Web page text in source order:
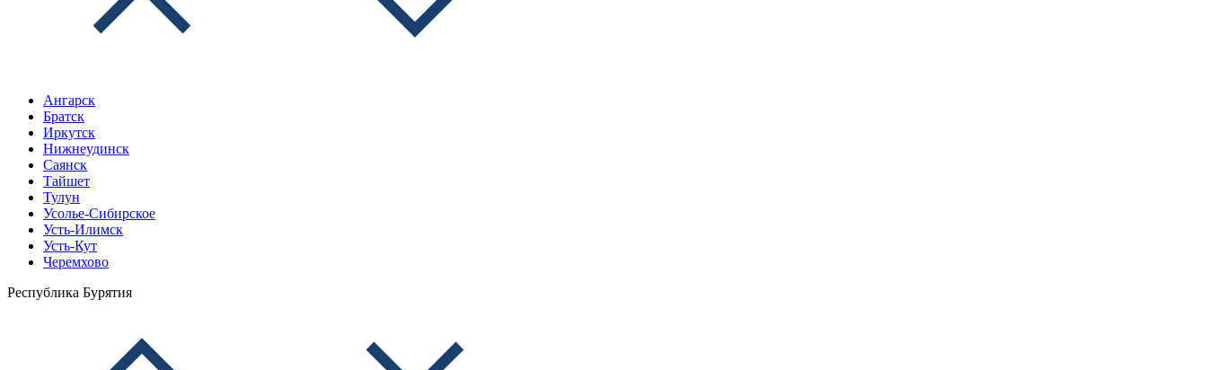
Ангарск
Братск
Иркутск
Нижнеудинск
Саянск
Тайшет
Тулун
Усолье-Сибирское
Усть-Илимск
Усть-Кут
Черемхово
Республика Бурятия